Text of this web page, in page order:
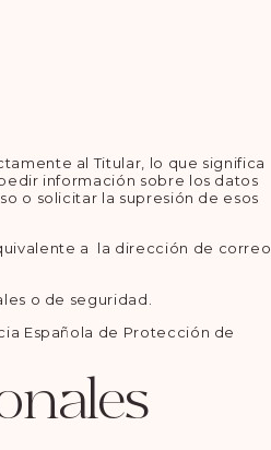
al Titular, lo que significa
información sobre los datos
o solicitar la supresión de esos
a la dirección de correo
o de seguridad.
Española de Protección de